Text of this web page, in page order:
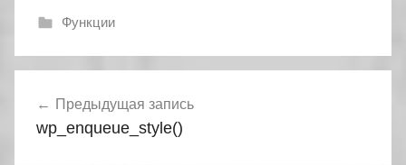
Функции
по
Предыдущая запись
wp_enqueue_style()